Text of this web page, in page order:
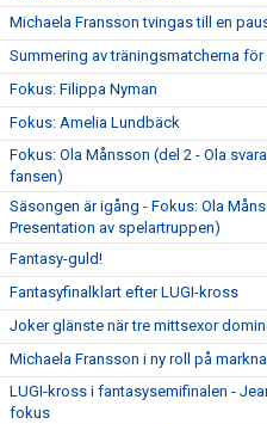
Michaela Fransson tvingas till en
Summering av träningsmatcherna för
Fokus: Filippa Nyman
Fokus: Amelia Lundbäck
Fokus: Ola Månsson (del 2 - Ola
fansen)
Säsongen är igång - Fokus: Ola
Presentation av spelartruppen)
Fantasy-guld!
Fantasyfinalklart efter LUGI-kross
Joker glänste när tre mittsexor
Michaela Fransson i ny roll på
LUGI-kross i fantasysemifinalen -
fokus